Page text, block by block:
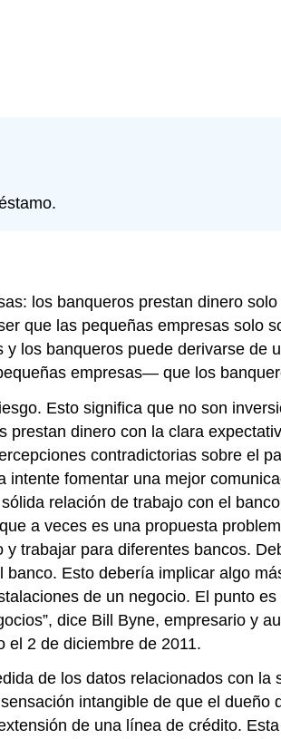
los banqueros prestan dinero
que las pequeñas empresas solo
los banqueros puede derivarse de
empresas— que los
Esto significa que no son
dinero con la clara
contradictorias sobre el
fomentar una mejor
relación de trabajo con el
a veces es una propuesta
trabajar para diferentes bancos.
Esto debería implicar algo
de un negocio. El punto
dice Bill Byne, empresario y
el 2 de diciembre de 2011.
de los datos relacionados con
intangible de que el dueño
de una línea de crédito.